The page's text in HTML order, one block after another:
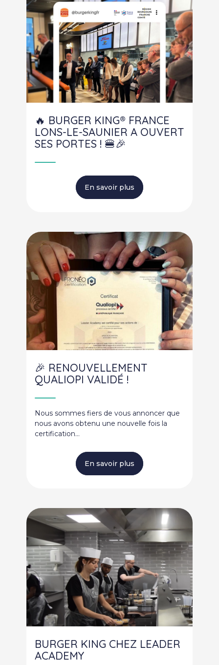
🔥 BURGER KING® FRANCE
LONS-LE-SAUNIER A OUVERT
SES PORTES ! 🍔🎉
En savoir plus
🎉 RENOUVELLEMENT
QUALIOPI VALIDÉ !
Nous sommes fiers de vous annoncer que
nous avons obtenu une nouvelle fois la
certification…
En savoir plus
BURGER KING CHEZ LEADER
ACADEMY